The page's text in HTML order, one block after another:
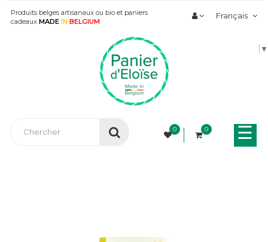
Produits belges artisanaux ou bio et paniers
cadeaux MADE IN BELGIUM
Français
▼
0 0
la
☰